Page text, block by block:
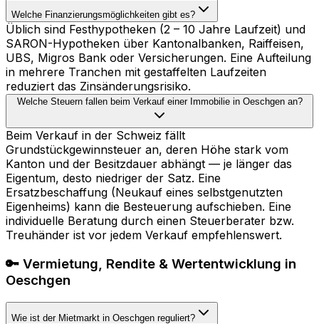
Welche Finanzierungsmöglichkeiten gibt es?
Üblich sind Festhypotheken (2 – 10 Jahre Laufzeit) und
SARON-Hypotheken über Kantonalbanken, Raiffeisen,
UBS, Migros Bank oder Versicherungen. Eine Aufteilung
in mehrere Tranchen mit gestaffelten Laufzeiten
reduziert das Zinsänderungsrisiko.
Welche Steuern fallen beim Verkauf einer Immobilie in Oeschgen an?
Beim Verkauf in der Schweiz fällt
Grundstückgewinnsteuer an, deren Höhe stark vom
Kanton und der Besitzdauer abhängt — je länger das
Eigentum, desto niedriger der Satz. Eine
Ersatzbeschaffung (Neukauf eines selbstgenutzten
Eigenheims) kann die Besteuerung aufschieben. Eine
individuelle Beratung durch einen Steuerberater bzw.
Treuhänder ist vor jedem Verkauf empfehlenswert.
🔑 Vermietung, Rendite & Wertentwicklung in
Oeschgen
Wie ist der Mietmarkt in Oeschgen reguliert?